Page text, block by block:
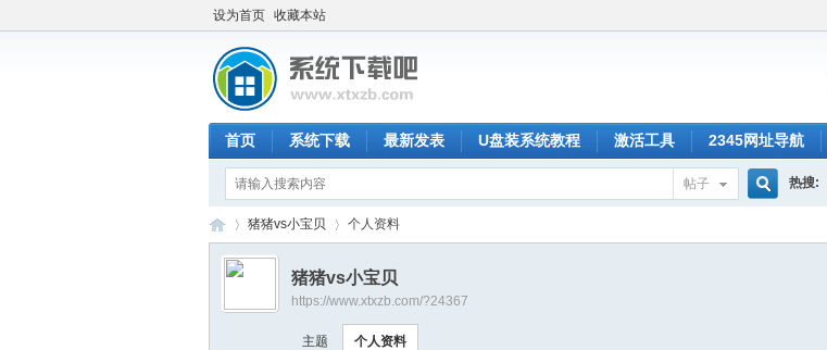
设为首页 收藏本站
首页 系统下载 最新发表 U盘装系统教程 激活工具 2345网址导航
帖子 热搜:
›
猪猪vs小宝贝 个人资料
猪猪vs小宝贝
https://www.xtxzb.com/?24367
主题 个人资料